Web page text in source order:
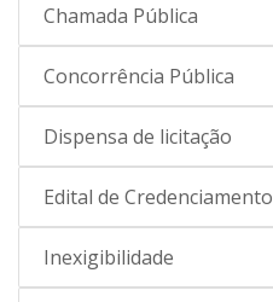
Chamada Pública
Concorrência Pública
Dispensa de licitação
Edital de Credenciamento
Inexigibilidade